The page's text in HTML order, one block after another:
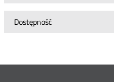
Dostępność